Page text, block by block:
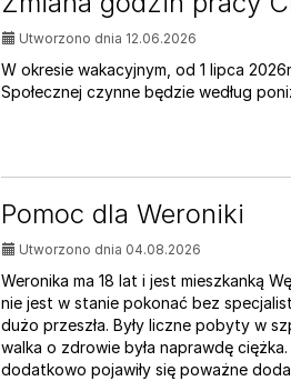
Utworzono dnia 12.06.2026
W okresie wakacyjnym, od 1 lipca
Społecznej czynne będzie według
Pomoc dla Weroniki
Utworzono dnia 04.08.2026
Weronika ma 18 lat i jest mieszkanką
nie jest w stanie pokonać bez
dużo przeszła. Były liczne pobyty w
walka o zdrowie była naprawdę
dodatkowo pojawiły się poważne